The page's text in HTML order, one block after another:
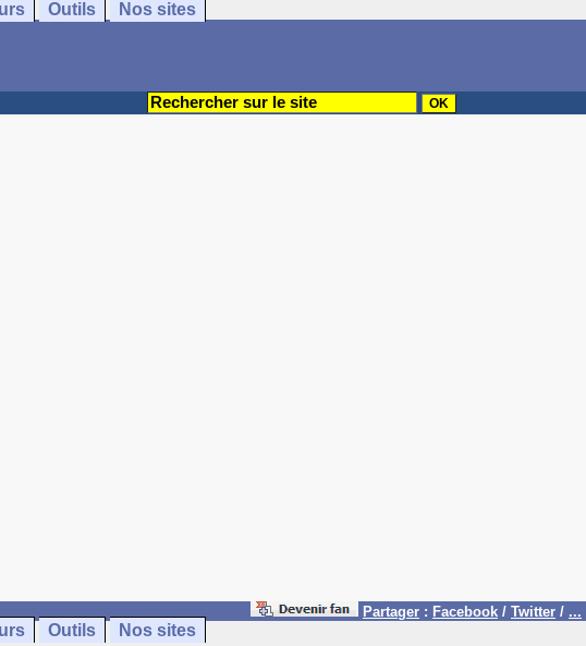
Outils Nos sites
Partager : Facebook / Twitter / ...
Outils Nos sites